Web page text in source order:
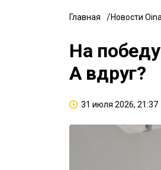
Главная Новости
На
А вдруг?
31 июля 2026, 21:37